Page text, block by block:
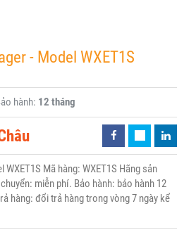
- Model WXET1S
hành: 12 tháng
Mã hàng: WXET1S Hãng sản
miễn phí. Bảo hành: bảo hành 12
hàng: đổi trả hàng trong vòng 7 ngày kể